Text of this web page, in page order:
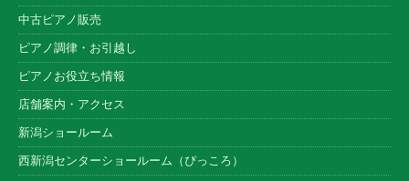
中古ピアノ販売
ピアノ調律・お引越し
ピアノお役立ち情報
店舗案内・アクセス
新潟ショールーム
西新潟センターショールーム（ぴっころ）